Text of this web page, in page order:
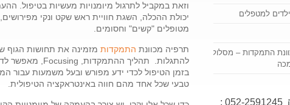
וזאת במקביל לתרגול מיומנויות מעשיות בטיפול.
יכולת ההכלה, השגת חוויית ראש שקט ונקי
מטופלים "קשים" וחסומים.
תרפיה מכוונת התמקדות מזמינה את תחושות הגוף
בזמן הטיפול לכדי ידע מפורש ובעל משמעות עבור
טבעי שכל אחד מהם חווה באינטראקציה הטיפולית.
למטפלים
התמקדות – מסלול שנתי
צור קשר בלהה 052-2591245 :